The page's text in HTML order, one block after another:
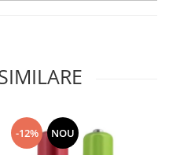
-12% NOU